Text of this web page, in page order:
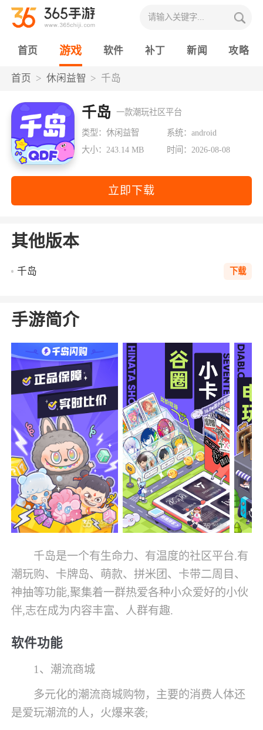
首页 游戏 软件 补丁 新闻 攻略
首页 休闲益智 千岛
千岛 一款潮玩社区平台
类型：休闲益智
系统：android
大小：243.14 MB
时间：2026-08-08
立即下载
其他版本
千岛 下载
手游简介
千岛是一个有生命力、有温度的社区平台.有
潮玩购、卡牌岛、萌款、拼米团、卡带二周目、
神抽等功能,聚集着一群热爱各种小众爱好的小伙
伴,志在成为内容丰富、人群有趣.
软件功能
1、潮流商城
多元化的潮流商城购物，主要的消费人体还
是爱玩潮流的人，火爆来袭;